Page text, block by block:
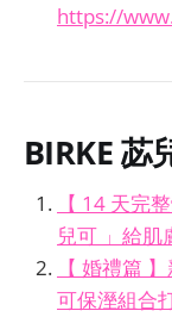
https://
BIRKE 苾
【 14 天完
兒可 」給肌
【 婚禮篇
可保溼組合